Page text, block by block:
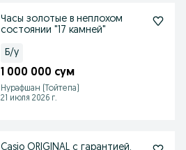
Часы золотые в неплохом
состоянии "17 камней"
Б/у
1 000 000 сум
Нурафшан (Тойтепа)
21 июля 2026 г.
Casio ORIGINAL с гарантией.